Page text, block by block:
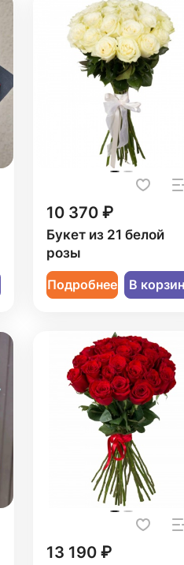
10 370 ₽
Букет из 21 белой
розы
Подробнее В
13 190 ₽